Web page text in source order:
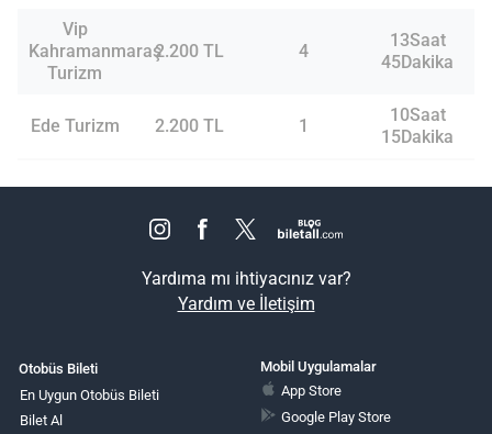
Vip
Kahramanmaraş
Turizm
2.200 TL 4
13Saat
45Dakika
Ede Turizm 2.200 TL 1
10Saat
15Dakika
Yardıma mı ihtiyacınız var?
Yardım ve İletişim
Otobüs Bileti
En Uygun Otobüs Bileti
Bilet Al
Mobil Uygulamalar
App Store
Google Play Store